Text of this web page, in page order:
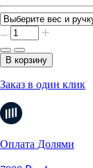
В корзину
Заказ в один клик
Оплата Долями